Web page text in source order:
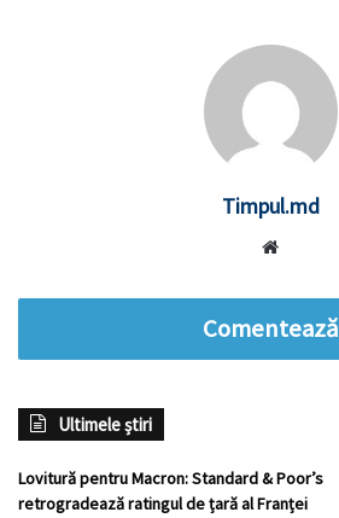
Timpul.md
Comentează
Ultimele știri
Lovitură pentru Macron: Standard & Poor’s
retrogradează ratingul de țară al Franței